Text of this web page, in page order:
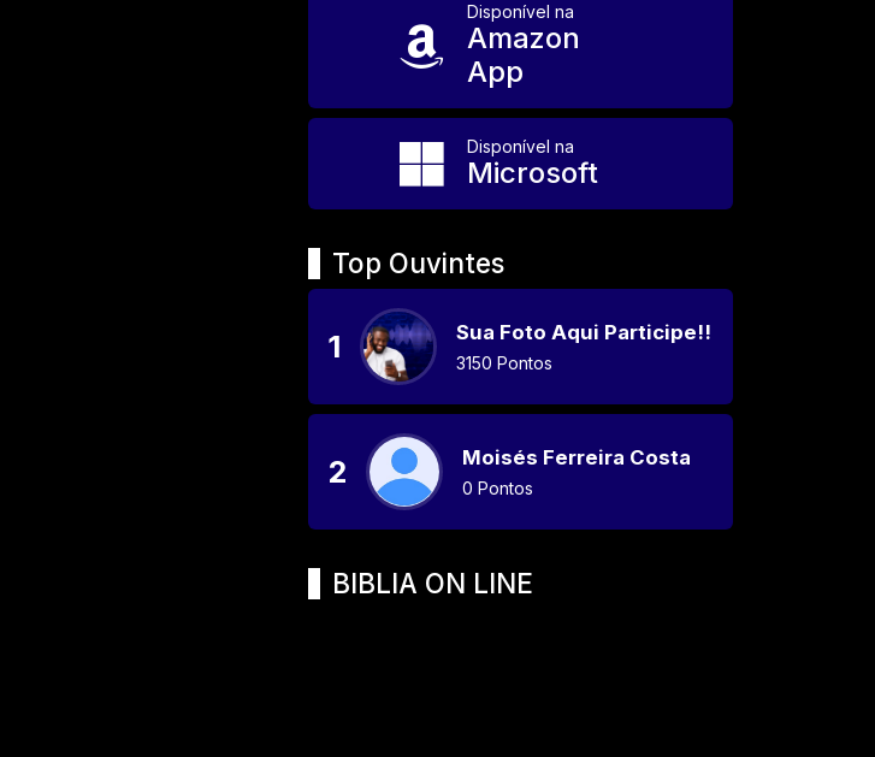
Disponível na
Amazon
App
Disponível na
Microsoft
Top Ouvintes
1 Sua Foto Aqui Participe!!!
3150 Pontos
2 Moisés Ferreira Costa
0 Pontos
BIBLIA ON LINE